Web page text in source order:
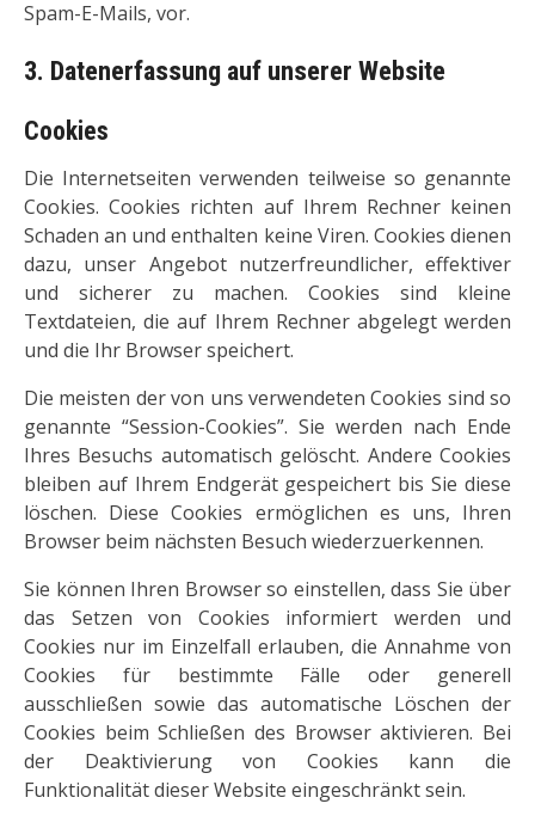
Spam-E-Mails, vor.
3. Datenerfassung auf unserer Website
Cookies
Die Internetseiten verwenden teilweise so genannte
Cookies. Cookies richten auf Ihrem Rechner keinen
Schaden an und enthalten keine Viren. Cookies dienen
dazu, unser Angebot nutzerfreundlicher, effektiver
und sicherer zu machen. Cookies sind kleine
Textdateien, die auf Ihrem Rechner abgelegt werden
und die Ihr Browser speichert.
Die meisten der von uns verwendeten Cookies sind so
genannte “Session-Cookies”. Sie werden nach Ende
Ihres Besuchs automatisch gelöscht. Andere Cookies
bleiben auf Ihrem Endgerät gespeichert bis Sie diese
löschen. Diese Cookies ermöglichen es uns, Ihren
Browser beim nächsten Besuch wiederzuerkennen.
Sie können Ihren Browser so einstellen, dass Sie über
das Setzen von Cookies informiert werden und
Cookies nur im Einzelfall erlauben, die Annahme von
Cookies für bestimmte Fälle oder generell
ausschließen sowie das automatische Löschen der
Cookies beim Schließen des Browser aktivieren. Bei
der Deaktivierung von Cookies kann die
Funktionalität dieser Website eingeschränkt sein.